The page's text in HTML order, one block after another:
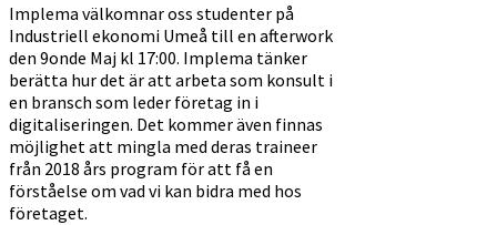
Implema välkomnar oss studenter på
Industriell ekonomi Umeå till en afterwork
den 9onde Maj kl 17:00. Implema tänker
berätta hur det är att arbeta som konsult i
en bransch som leder företag in i
digitaliseringen. Det kommer även finnas
möjlighet att mingla med deras traineer
från 2018 års program för att få en
förståelse om vad vi kan bidra med hos
företaget.